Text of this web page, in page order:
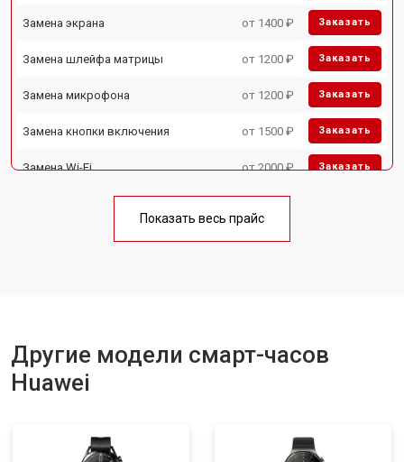
Замена экрана от 1400 ₽ Заказать
Замена шлейфа матрицы от 1200 ₽ Заказать
Замена микрофона от 1200 ₽ Заказать
Замена кнопки включения от 1500 ₽ Заказать
Замена Wi-Fi от 2000 ₽ Заказать
Показать весь прайс
Другие модели смарт-часов
Huawei